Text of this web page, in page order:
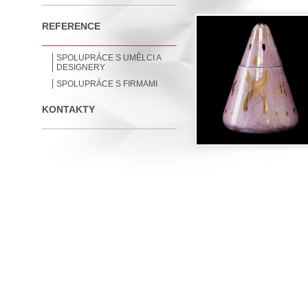
REFERENCE
SPOLUPRÁCE S UMĚLCI A
DESIGNERY
SPOLUPRÁCE S FIRMAMI
KONTAKTY